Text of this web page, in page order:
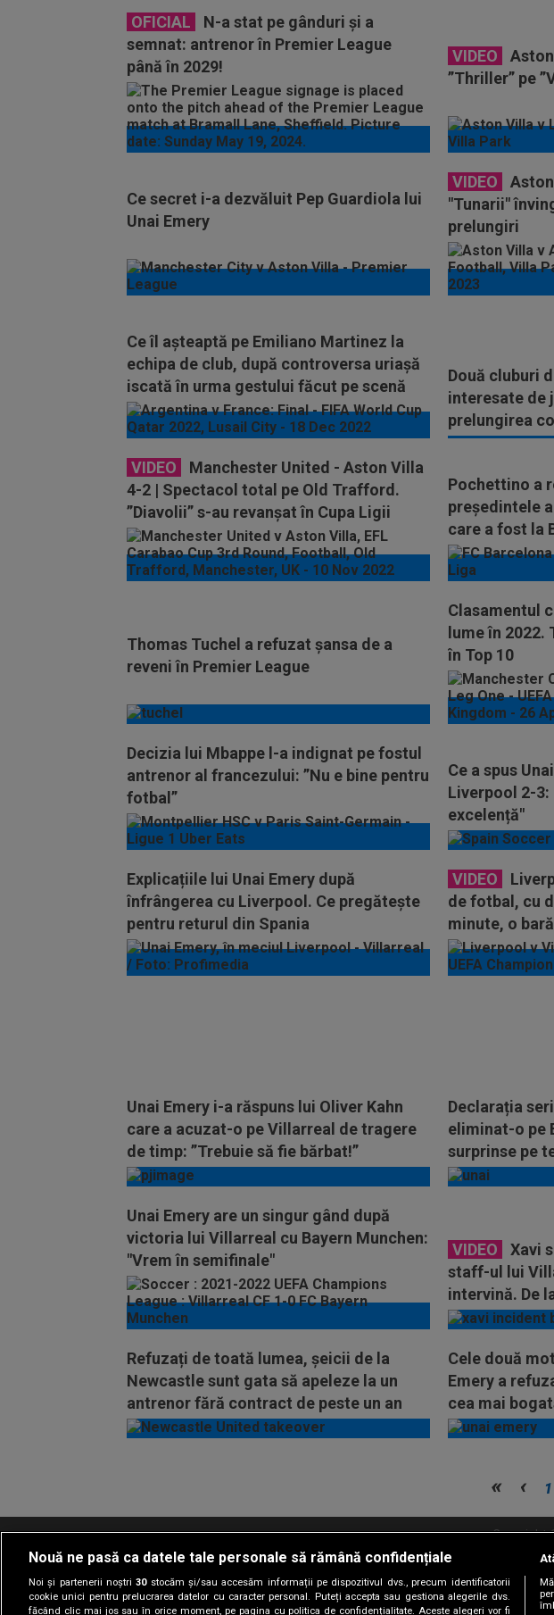
OFICIAL
N-a stat pe gânduri și a
semnat: antrenor în Premier League
până în 2029!
VIDEO
”Thriller” pe
Ce secret i-a dezvăluit Pep Guardiola lui
Unai Emery
VIDEO
"Tunarii"
prelungiri
Ce îl așteaptă pe Emiliano Martinez la
echipa de club, după controversa uriașă
iscată în urma gestului făcut pe scenă
Două cluburi
interesate de
prelungirea
VIDEO
Manchester United - Aston Villa
4-2 | Spectacol total pe Old Trafford.
”Diavolii” s-au revanșat în Cupa Ligii
Angliei
Pochettino a
președintele
care a fost la
Thomas Tuchel a refuzat șansa de a
reveni în Premier League
Clasamentul
lume în
în Top 10
Decizia lui Mbappe l-a indignat pe fostul
antrenor al francezului: ”Nu e bine pentru
fotbal”
Ce a spus
Liverpool 2-3:
excelență"
Explicațiile lui Unai Emery după
înfrângerea cu Liverpool. Ce pregătește
pentru returul din Spania
VIDEO
de fotbal, cu
minute, o
pentru
Unai Emery i-a răspuns lui Oliver Kahn
care a acuzat-o pe Villarreal de tragere
de timp: ”Trebuie să fie bărbat!”
Declarația
eliminat-o pe
surprinse pe
Unai Emery are un singur gând după
victoria lui Villarreal cu Bayern Munchen:
"Vrem în semifinale"
VIDEO
Xavi
staff-ul lui
intervină. De
Refuzați de toată lumea, șeicii de la
Newcastle sunt gata să apeleze la un
antrenor fără contract de peste un an
Cele două
Emery a
cea mai
mai
mult
1
Copyright
Termeni si conditii Politica de confidentialitate Abonare Digi TV
Nouă ne pasă ca datele tale personale să rămână confidențiale
Noi și partenerii noștri30stocăm și/sau accesăm informații pe dispozitivul dvs., precum identificatorii
cookie unici pentru prelucrarea datelor cu caracter personal. Puteți accepta sau gestiona alegerile dvs.
făcând clic mai jos sau în orice moment, pe pagina cu politica de confidențialitate. Aceste alegeri vor fi